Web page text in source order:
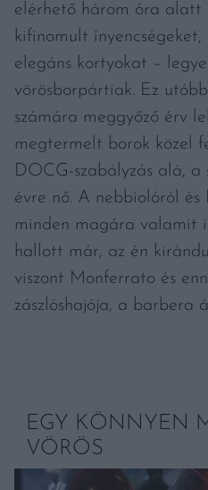
elérhető három óra alatt
kifinomult
elegáns kortyokat –
vörösborpártiak. Ez
számára meggyőző érv
megtermelt borok közel
DOCG-szabályzás alá, a
évre nő. A nebbiolóról és
minden magára valamit
hallott már, az én
viszont Monferrato és
zászlóshajója, a barbera
EGY KÖNNYEN
VÖRÖS